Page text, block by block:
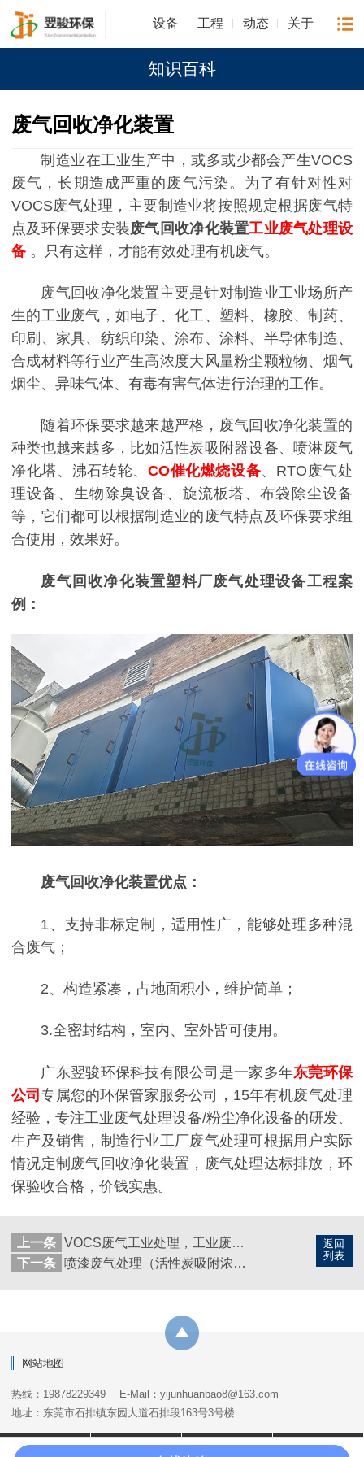
设备 工程 动态 关于
知识百科
废气回收净化装置
制造业在工业生产中，或多或少都会产生VOCS
废气，长期造成严重的废气污染。为了有针对性对
VOCS废气处理，主要制造业将按照规定根据废气特
点及环保要求安装废气回收净化装置工业废气处理设
备 。只有这样，才能有效处理有机废气。
废气回收净化装置主要是针对制造业工业场所产
生的工业废气，如电子、化工、塑料、橡胶、制药、
印刷、家具、纺织印染、涂布、涂料、半导体制造、
合成材料等行业产生高浓度大风量粉尘颗粒物、烟气
烟尘、异味气体、有毒有害气体进行治理的工作。
随着环保要求越来越严格，废气回收净化装置的
种类也越来越多，比如活性炭吸附器设备、喷淋废气
净化塔、沸石转轮、 CO催化燃烧设备、RTO废气处
理设备、生物除臭设备、旋流板塔、布袋除尘设备
等，它们都可以根据制造业的废气特点及环保要求组
合使用，效果好。
废气回收净化装置塑料厂废气处理设备工程案
例：
废气回收净化装置优点：
1、支持非标定制，适用性广，能够处理多种混
合废气；
2、构造紧凑，占地面积小，维护简单；
3.全密封结构，室内、室外皆可使用。
广东翌骏环保科技有限公司是一家多年东莞环保
公司专属您的环保管家服务公司，15年有机废气处理
经验，专注工业废气处理设备/粉尘净化设备的研发、
生产及销售，制造行业工厂废气处理可根据用户实际
情况定制废气回收净化装置，废气处理达标排放，环
保验收合格，价钱实惠。
返回
列表
上一条
VOCS废气工业处理，工业废气处理
下一条
喷漆废气处理（活性炭吸附浓缩+催化燃烧设备）
网站地图
热线：19878229349
E-Mail：yijunhuanbao8@163.com
地址：东莞市石排镇东园大道石排段163号3号楼